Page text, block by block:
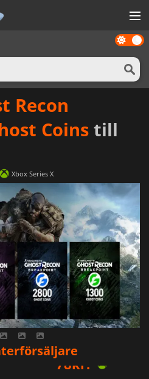
Dark
mode
Recon
Coins till
Xbox Series X
78kr.